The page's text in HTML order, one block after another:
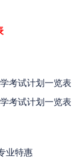
考试计划一览表
考试计划一览表
业特惠